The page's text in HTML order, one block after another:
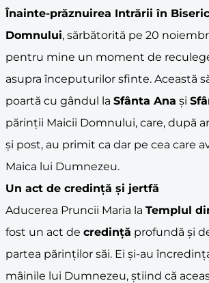
Înainte-prăznuirea Intrării în
Domnului, sărbătorită pe 20
pentru mine un moment de
asupra începuturilor sfinte. Această
poartă cu gândul la Sfânta Ana și
părinții Maicii Domnului, care, după
și post, au primit ca dar pe cea care
Maica lui Dumnezeu.
Un act de credință și jertfă
Aducerea Pruncii Maria la Templul
fost un act de credință profundă și
partea părinților săi. Ei și-au
mâinile lui Dumnezeu, știind că